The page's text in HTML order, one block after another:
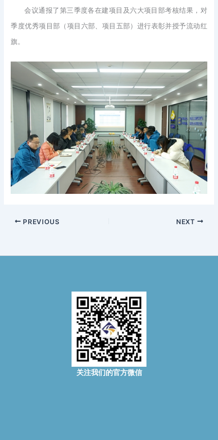
会议通报了第三季度各在建项目及六大项目部考核结果，对
季度优秀项目部（项目六部、项目五部）进行表彰并授予流动红
旗。
PREVIOUS NEXT
关注我们的官方微信